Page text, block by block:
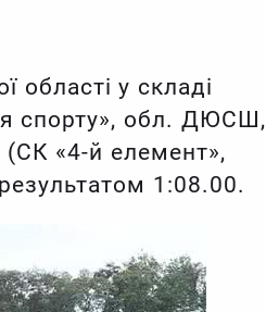
області у складі
спорту», обл. ДЮСШ,
«4-й елемент»,
1:08.00.